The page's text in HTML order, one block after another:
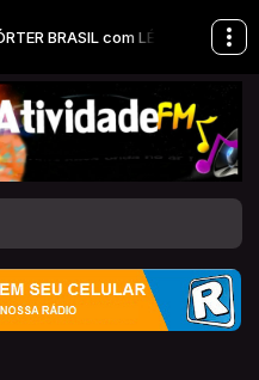
com LÉO NUNES das 13:00